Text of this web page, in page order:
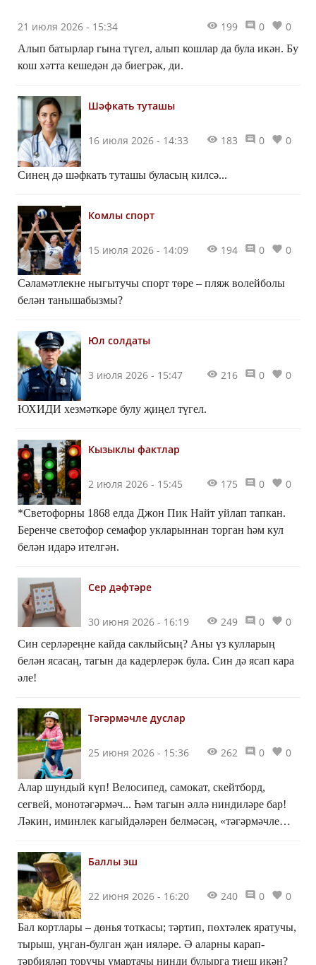
21 июля 2026 - 15:34 199 0 0
Алып батырлар гына түгел, алып кошлар да була икән. Бу
кош хәтта кешедән дә биегрәк, ди.
Шәфкать туташы
16 июля 2026 - 14:33 183 0 0
Синең дә шәфкать туташы буласың килсә...
Комлы спорт
15 июля 2026 - 14:09 194 0 0
Сәламәтлекне ныгытучы спорт төре – пляж волейболы
белән танышабызмы?
Юл солдаты
3 июля 2026 - 15:47 216 0 0
ЮХИДИ хезмәткәре булу җиңел түгел.
Кызыклы фактлар
2 июля 2026 - 15:45 175 0 0
*Светофорны 1868 елда Джон Пик Найт уйлап тапкан.
Беренче светофор семафор укларыннан торган һәм кул
белән идарә ителгән.
Сер дәфтәре
30 июня 2026 - 16:19 249 0 0
Син серләреңне кайда саклыйсың? Аны үз кулларың
белән ясасаң, тагын да кадерлерәк була. Син дә ясап кара
әле!
Тәгәрмәчле дуслар
25 июня 2026 - 15:36 262 0 0
Алар шундый күп! Велосипед, самокат, скейтборд,
сегвей, монотәгәрмәч... Һәм тагын әллә ниндиләре бар!
Ләкин, иминлек кагыйдәләрен белмәсәң, «тәгәрмәчле
Баллы эш
22 июня 2026 - 16:20 240 0 0
Бал кортлары – дөнья тоткасы; тәртип, пөхтәлек яратучы,
тырыш, уңган-булган җан ияләре. Ә аларны карап-
тәрбияләп торучы умартачы нинди булырга тиеш икән?